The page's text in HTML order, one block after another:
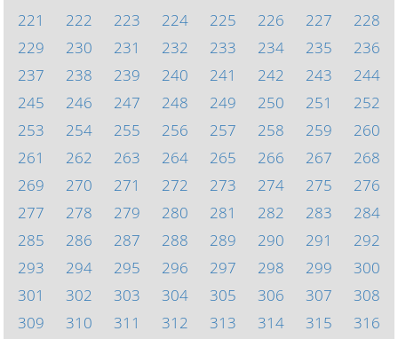
221
222 223 224 225 226 227
228
229
230 231 232 233 234 235
236
237
238 239 240 241 242 243
244
245
246 247 248 249 250 251
252
253
254 255 256 257 258 259
260
261
262 263 264 265 266 267
268
269
270 271 272 273 274 275
276
277
278 279 280 281 282 283
284
285
286 287 288 289 290 291
292
293
294 295 296 297 298 299
300
301
302 303 304 305 306 307
308
309
310 311 312 313 314 315
316